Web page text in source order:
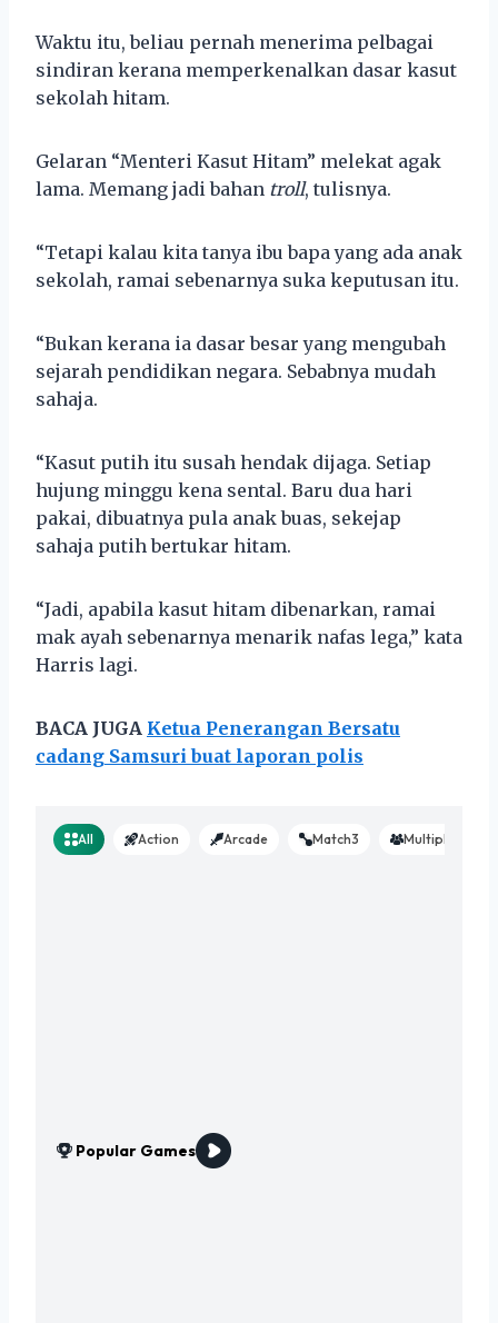
Waktu itu, beliau pernah menerima pelbagai
sindiran kerana memperkenalkan dasar kasut
sekolah hitam.
Gelaran “Menteri Kasut Hitam” melekat agak
lama. Memang jadi bahan troll, tulisnya.
“Tetapi kalau kita tanya ibu bapa yang ada anak
sekolah, ramai sebenarnya suka keputusan itu.
“Bukan kerana ia dasar besar yang mengubah
sejarah pendidikan negara. Sebabnya mudah
sahaja.
“Kasut putih itu susah hendak dijaga. Setiap
hujung minggu kena sental. Baru dua hari
pakai, dibuatnya pula anak buas, sekejap
sahaja putih bertukar hitam.
“Jadi, apabila kasut hitam dibenarkan, ramai
mak ayah sebenarnya menarik nafas lega,” kata
Harris lagi.
BACA JUGA Ketua Penerangan Bersatu
cadang Samsuri buat laporan polis